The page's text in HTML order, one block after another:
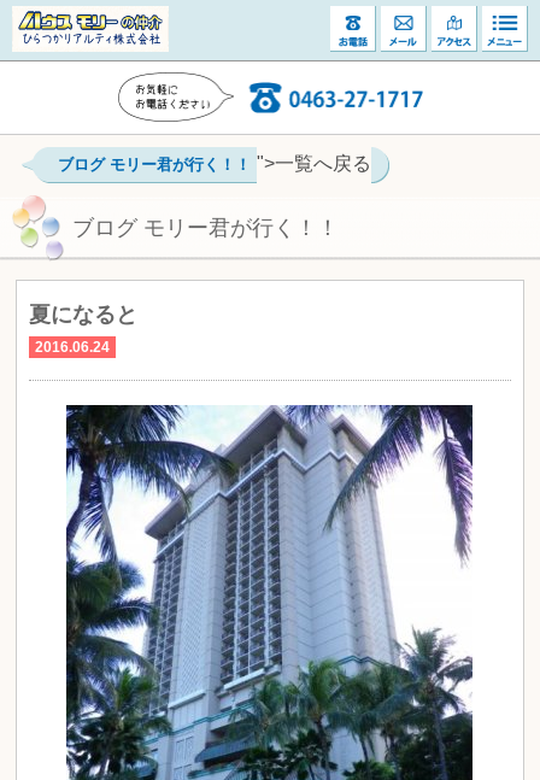
ブログ モリー君が行く！！ ">一覧へ戻る
ブログ モリー君が行く！！
夏になると
2016.06.24